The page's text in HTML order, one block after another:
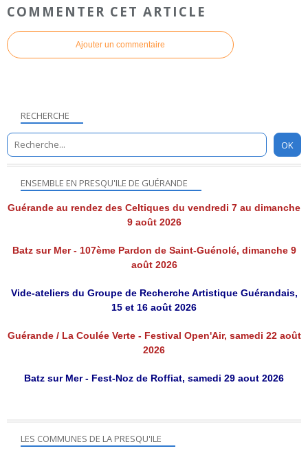
COMMENTER CET ARTICLE
Ajouter un commentaire
RECHERCHE
ENSEMBLE EN PRESQU'ILE DE GUÉRANDE
Guérande au rendez des Celtiques du vendredi 7 au dimanche
9 août 2026
Batz sur Mer - 107ème Pardon de Saint-Guénolé, dimanche 9
août 2026
Vide-ateliers du Groupe de Recherche Artistique Guérandais,
15 et 16 août 2026
Guérande / La Coulée Verte - Festival Open'Air, samedi 22 août
2026
Batz sur Mer - Fest-Noz de Roffiat, samedi 29 aout 2026
LES COMMUNES DE LA PRESQU'ILE